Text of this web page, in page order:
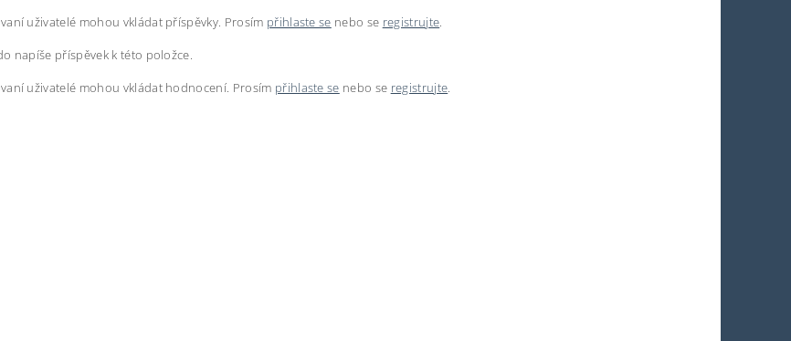
uživatelé mohou vkládat příspěvky. Prosím přihlaste se nebo se registrujte.
napíše příspěvek k této položce.
uživatelé mohou vkládat hodnocení. Prosím přihlaste se nebo se registrujte.